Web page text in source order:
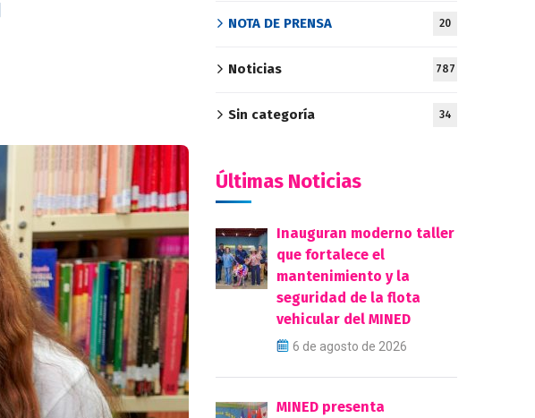
NOTA DE PRENSA 20
Noticias 787
Sin categoría 34
Últimas Noticias
Inauguran moderno taller
que fortalece el
mantenimiento y la
seguridad de la flota
vehicular del MINED
6 de agosto de 2026
MINED presenta